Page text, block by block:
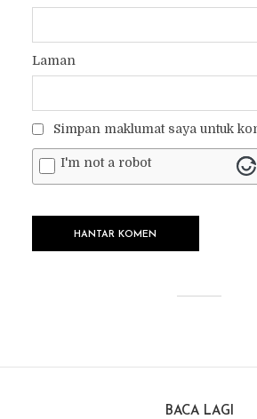
Laman
Simpan maklumat saya untuk
I'm not a robot
BACA LAGI